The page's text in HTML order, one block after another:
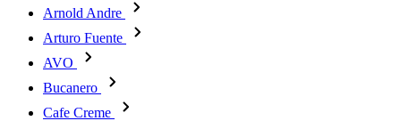
Arnold Andre
Arturo Fuente
AVO
Bucanero
Cafe Creme